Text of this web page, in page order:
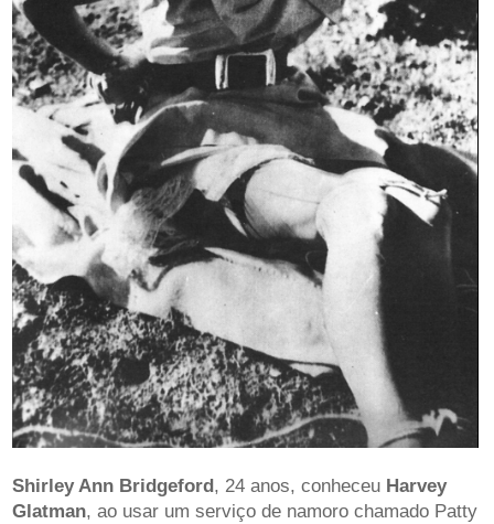
Shirley Ann Bridgeford , 24 anos, conheceu Harvey
Glatman, ao usar um serviço de namoro chamado Patty